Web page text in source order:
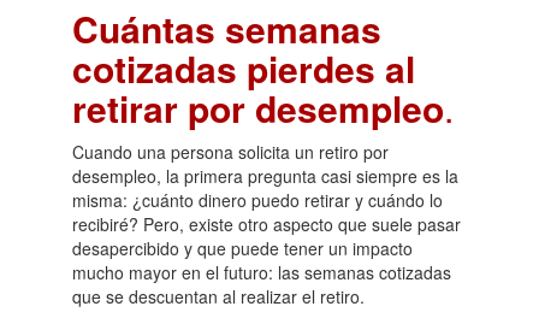
Cuántas semanas
cotizadas pierdes al
retirar por desempleo.
Cuando una persona solicita un retiro por
desempleo, la primera pregunta casi siempre es la
misma: ¿cuánto dinero puedo retirar y cuándo lo
recibiré? Pero, existe otro aspecto que suele pasar
desapercibido y que puede tener un impacto
mucho mayor en el futuro: las semanas cotizadas
que se descuentan al realizar el retiro.